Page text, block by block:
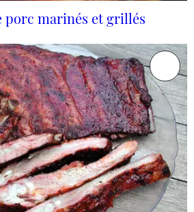
porc marinés et grillés